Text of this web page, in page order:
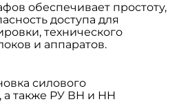
обеспечивает простоту,
доступа для
технического
и аппаратов.
силового
а также РУ ВН и НН